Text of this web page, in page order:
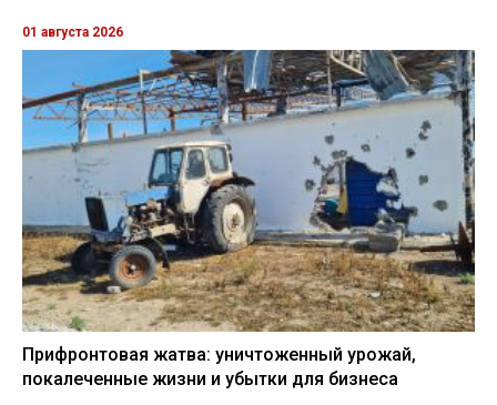
01 августа 2026
Прифронтовая жатва: уничтоженный урожай,
покалеченные жизни и убытки для бизнеса